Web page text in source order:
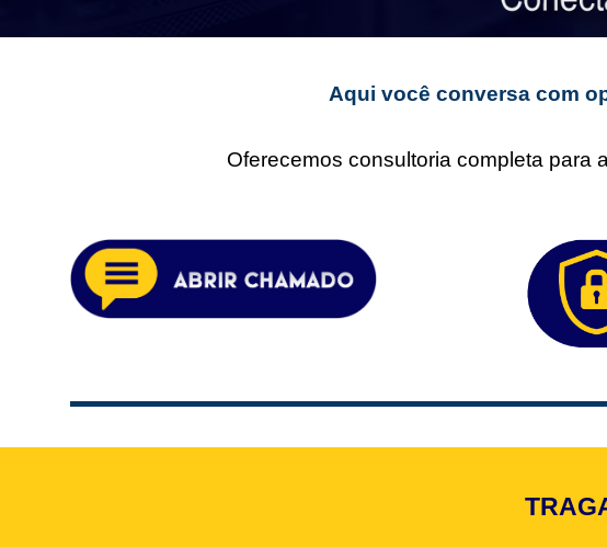
Aqui você conversa com
Oferecemos consultoria completa para